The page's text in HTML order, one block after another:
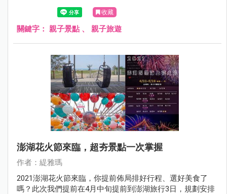
電供電，這裡的發電雞可聽音樂，有大空間活動過得開心自
在，不怕人很適合帶小朋友來農事體驗，尤其是撿雞蛋，連
我大人也很愛這個體驗，整個童心大爆發。
收藏
關鍵字： 親子景點 、 親子旅遊
澎湖花火節來臨，超夯景點一次掌握
作者：緹雅瑪
2021澎湖花火節來臨，你提前佈局排好行程、選好美食了
嗎？此次我們提前在4月中旬提前到澎湖旅行3日，規劃安排